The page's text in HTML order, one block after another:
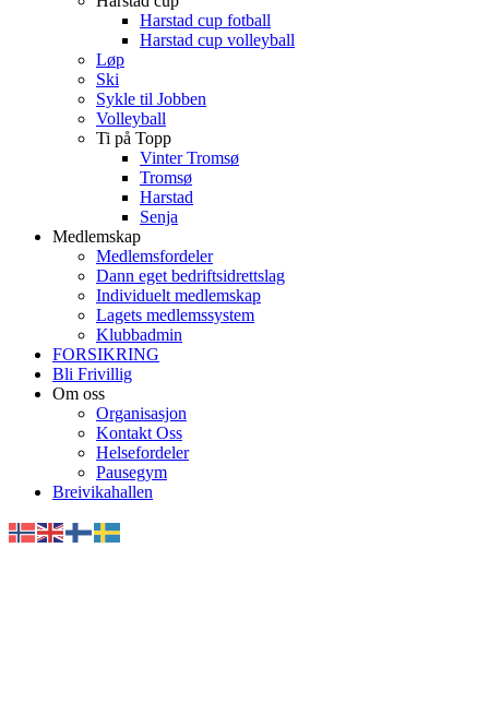
Harstad cup fotball
Harstad cup volleyball
Løp
Ski
Sykle til Jobben
Volleyball
Ti på Topp
Vinter Tromsø
Tromsø
Harstad
Senja
Medlemskap
Medlemsfordeler
Dann eget bedriftsidrettslag
Individuelt medlemskap
Lagets medlemssystem
Klubbadmin
FORSIKRING
Bli Frivillig
Om oss
Organisasjon
Kontakt Oss
Helsefordeler
Pausegym
Breivikahallen